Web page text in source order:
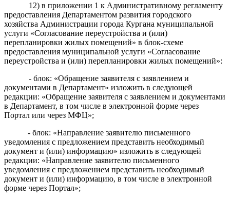
12) в приложении 1 к Административному регламенту
предоставления Департаментом развития городского
хозяйства Администрации города Кургана муниципальной
услуги «Согласование переустройства и (или)
перепланировки жилых помещений» в блок-схеме
предоставления муниципальной услуги «Согласование
переустройства и (или) перепланировки жилых помещений»:
- блок: «Обращение заявителя с заявлением и
документами в Департамент» изложить в следующей
редакции: «Обращение заявителя с заявлением и документами
в Департамент, в том числе в электронной форме через
Портал или через МФЦ»;
- блок: «Направление заявителю письменного
уведомления с предложением представить необходимый
документ и (или) информацию» изложить в следующей
редакции: «Направление заявителю письменного
уведомления с предложением представить необходимый
документ и (или) информацию, в том числе в электронной
форме через Портал»;